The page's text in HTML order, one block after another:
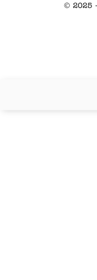
© 2025